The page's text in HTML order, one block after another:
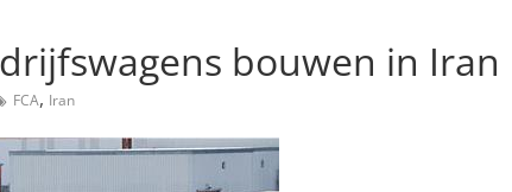
bouwen in Iran
FCA, Iran